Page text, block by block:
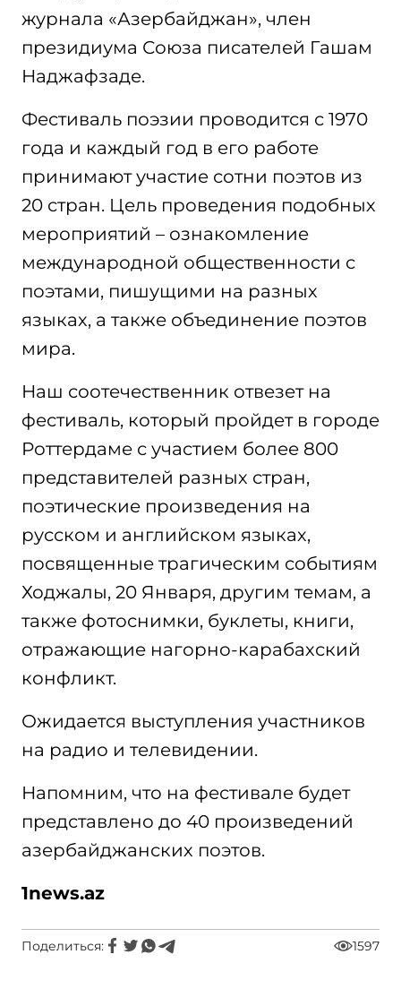
журнала «Азербайджан», член
президиума Союза писателей Гашам
Наджафзаде.
Фестиваль поэзии проводится с 1970
года и каждый год в его работе
принимают участие сотни поэтов из
20 стран. Цель проведения подобных
мероприятий – ознакомление
международной общественности с
поэтами, пишущими на разных
языках, а также объединение поэтов
мира.
Наш соотечественник отвезет на
фестиваль, который пройдет в городе
Роттердаме с участием более 800
представителей разных стран,
поэтические произведения на
русском и английском языках,
посвященные трагическим событиям
Ходжалы, 20 Января, другим темам, а
также фотоснимки, буклеты, книги,
отражающие нагорно-карабахский
конфликт.
Ожидается выступления участников
на радио и телевидении.
Напомним, что на фестивале будет
представлено до 40 произведений
азербайджанских поэтов.
1news.az
Поделиться: 1597